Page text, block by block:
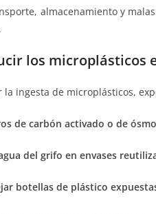
almacenamiento y
los microplásticos
la ingesta de microplásticos,
de carbón activado o de
del grifo en envases
botellas de plástico